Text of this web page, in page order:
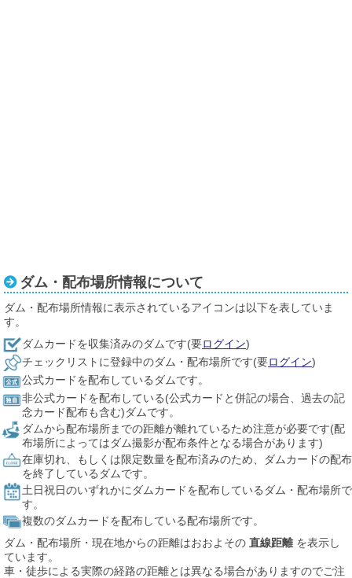
ダム・配布場所情報について
ダム・配布場所情報に表示されているアイコンは以下を表していま
す。
ダムカードを収集済みのダムです(要ログイン)
チェックリストに登録中のダム・配布場所です(要ログイン)
公式カードを配布しているダムです。
非公式カードを配布している(公式カードと併記の場合、過去の記
念カード配布も含む)ダムです。
ダムから配布場所までの距離が離れているため注意が必要です(配
布場所によってはダム撮影が配布条件となる場合があります)
在庫切れ、もしくは限定数量を配布済みのため、ダムカードの配布
を終了しているダムです。
土日祝日のいずれかにダムカードを配布しているダム・配布場所で
す。
複数のダムカードを配布している配布場所です。
ダム・配布場所・現在地からの距離はおおよその 直線距離を表示し
ています。
車・徒歩による実際の経路の距離とは異なる場合がありますのでご注